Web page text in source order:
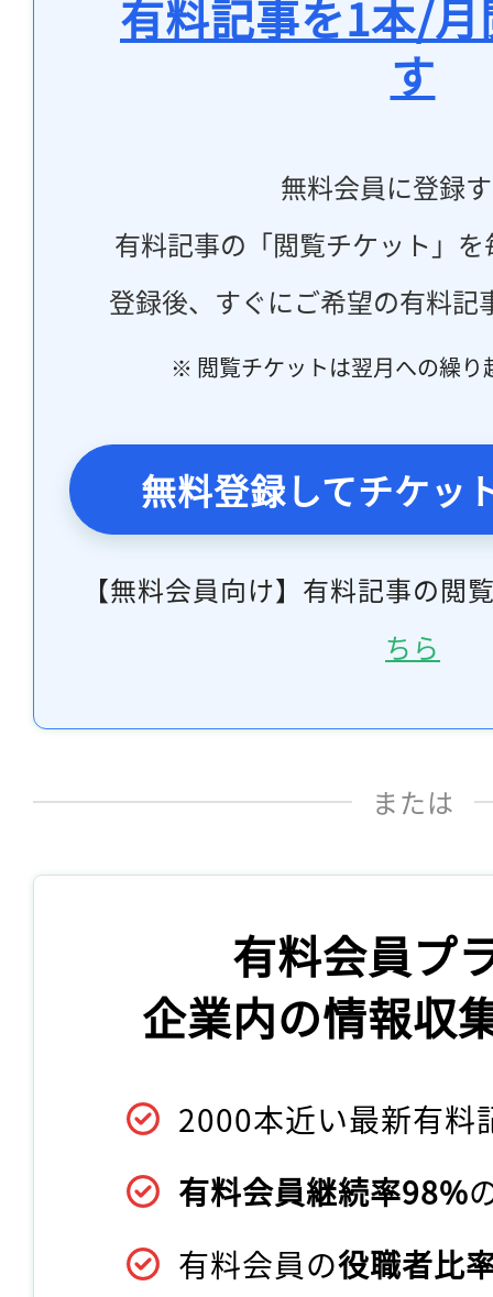
有料記事を1本/
す
無料会員に登録
有料記事の「閲覧チケット」
登録後、すぐにご希望の有料記
※ 閲覧チケットは翌月への繰り
無料登録してチケッ
【無料会員向け】有料記事の閲
ちら
または
有料会員プ
企業内の情報収
2000本近い最新有料
有料会員継続率98%
有料会員の役職者比